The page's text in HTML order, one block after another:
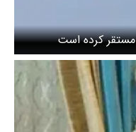
مستقر کرده است